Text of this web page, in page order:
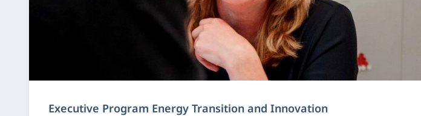
Executive Program Energy Transition and Innovation